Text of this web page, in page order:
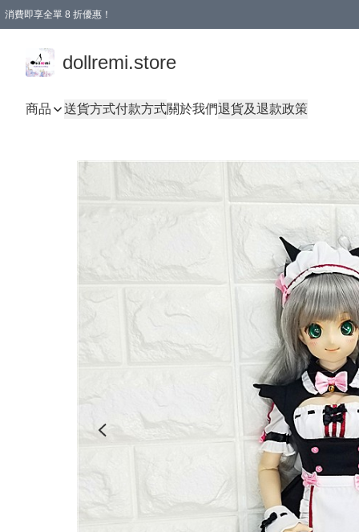
消費即享全單 8 折優惠！
dollremi.store
商品 送貨方式付款方式關於我們退貨及退款政策